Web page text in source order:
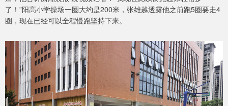
了！”阳高小学操场一圈大约是200米，张雄越透露他之前跑5圈要走4
圈，现在已经可以全程慢跑坚持下来。